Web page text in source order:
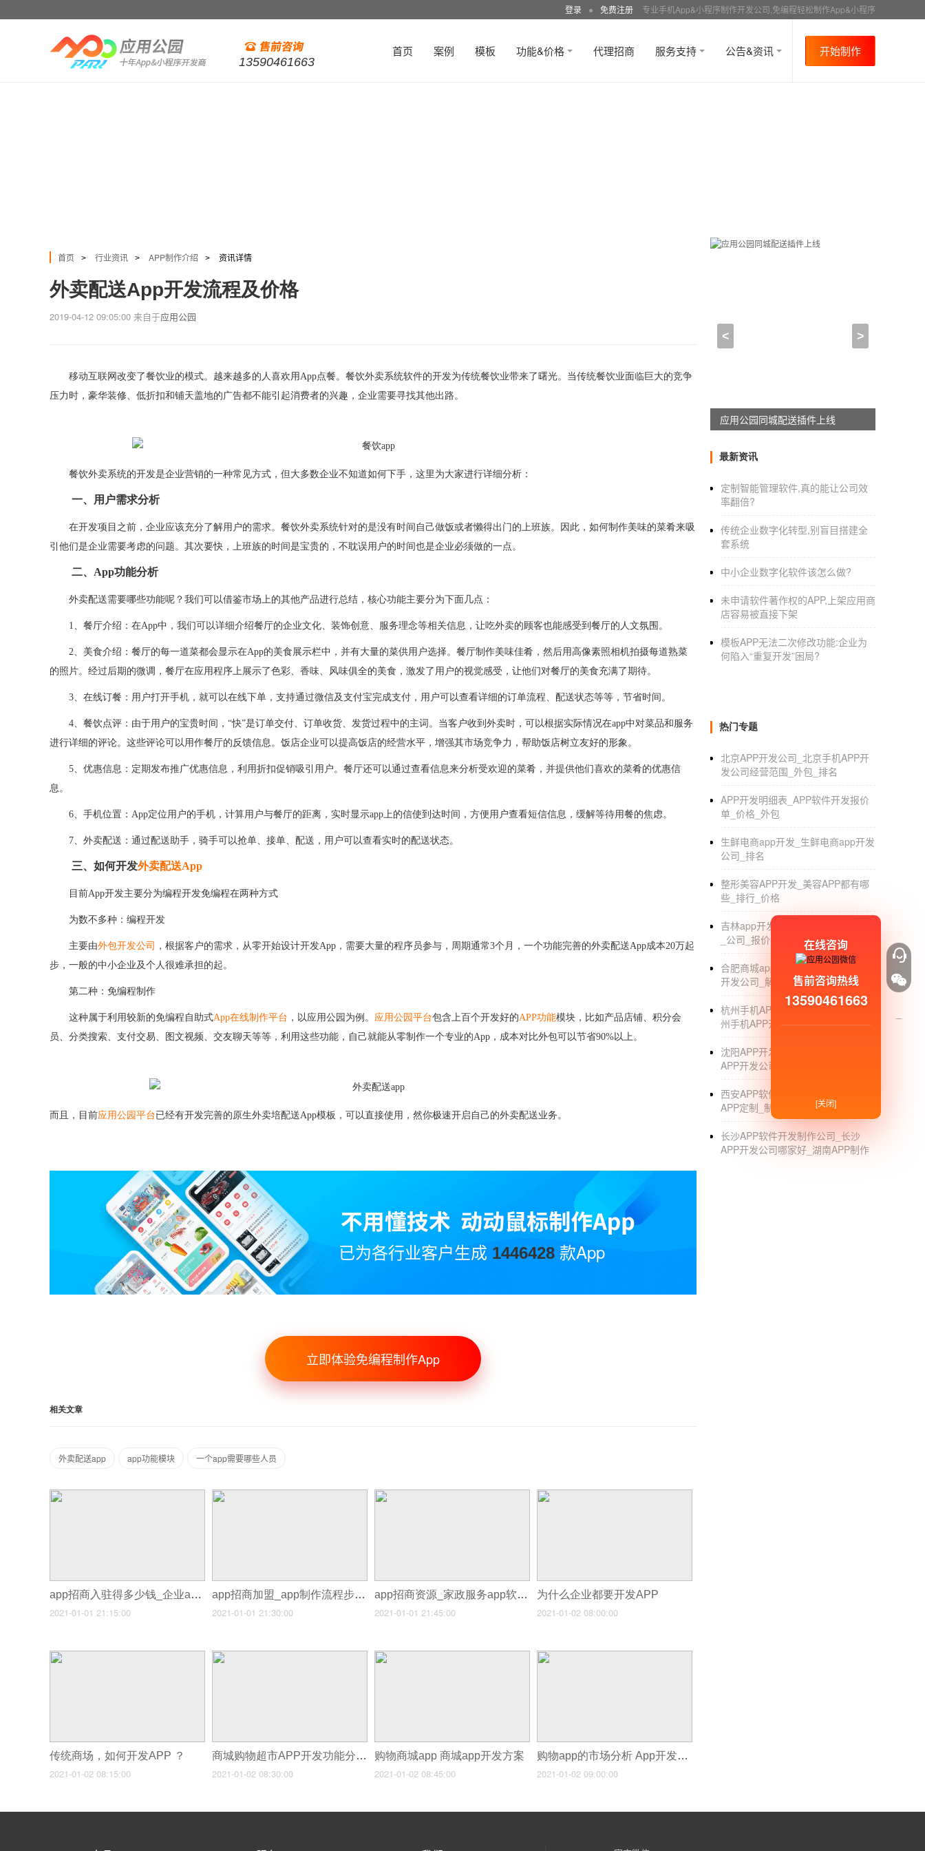
登录 ● 免费注册 专业手机App&小程序制作开发公司,免编程轻松制作App&小程序
13590461663
首页 案例 模板 功能&价格 代理招商 服务支持 公告&资讯 开始制作
首页 > 行业资讯 > APP制作介绍 > 资讯详情
外卖配送App开发流程及价格
2019-04-12 09:05:00 来自于应用公园
移动互联网改变了餐饮业的模式。越来越多的人喜欢用App点餐。餐饮外卖系统软件的开发为传统餐饮业带来了曙光。当传统餐饮业面临巨大的竞争
压力时，豪华装修、低折扣和铺天盖地的广告都不能引起消费者的兴趣，企业需要寻找其他出路。
餐饮外卖系统的开发是企业营销的一种常见方式，但大多数企业不知道如何下手，这里为大家进行详细分析：
一、用户需求分析
在开发项目之前，企业应该充分了解用户的需求。餐饮外卖系统针对的是没有时间自己做饭或者懒得出门的上班族。因此，如何制作美味的菜肴来吸
引他们是企业需要考虑的问题。其次要快，上班族的时间是宝贵的，不耽误用户的时间也是企业必须做的一点。
二、 App功能分析
外卖配送需要哪些功能呢？我们可以借鉴市场上的其他产品进行总结，核心功能主要分为下面几点：
1、 餐厅介绍：在App中，我们可以详细介绍餐厅的企业文化、装饰创意、服务理念等相关信息，让吃外卖的顾客也能感受到餐厅的人文氛围。
2、 美食介绍：餐厅的每一道菜都会显示在App的美食展示栏中，并有大量的菜供用户选择。餐厅制作美味佳肴，然后用高像素照相机拍摄每道熟菜
的照片。经过后期的微调，餐厅在应用程序上展示了色彩、香味、风味俱全的美食，激发了用户的视觉感受，让他们对餐厅的美食充满了期待。
3、 在线订餐：用户打开手机，就可以在线下单，支持通过微信及支付宝完成支付，用户可以查看详细的订单流程、配送状态等等，节省时间。
4、 餐饮点评：由于用户的宝贵时间， “快”是订单交付、订单收货、发货过程中的主词。当客户收到外卖时，可以根据实际情况在app中对菜品和服务
进行详细的评论。这些评论可以用作餐厅的反馈信息。饭店企业可以提高饭店的经营水平，增强其市场竞争力，帮助饭店树立友好的形象。
5、 优惠信息：定期发布推广优惠信息，利用折扣促销吸引用户。餐厅还可以通过查看信息来分析受欢迎的菜肴，并提供他们喜欢的菜肴的优惠信
息。
6、 手机位置： App定位用户的手机，计算用户与餐厅的距离，实时显示app上的信使到达时间，方便用户查看短信信息，缓解等待用餐的焦虑。
7、 外卖配送：通过配送助手，骑手可以抢单、接单、配送，用户可以查看实时的配送状态。
三、如何开发外卖配送App
目前App开发主要分为编程开发免编程在两种方式
为数不多种：编程开发
主要由外包开发公司 ，根据客户的需求，从零开始设计开发App，需要大量的程序员参与，周期通常3个月，一个功能完善的外卖配送App成本20万起
步，一般的中小企业及个人很难承担的起。
第二种：免编程制作
这种属于利用较新的免编程自助式App在线制作平台 ，以应用公园为例。 应用公园平台包含上百个开发好的APP功能模块，比如产品店铺、积分会
员、分类搜索、支付交易、图文视频、交友聊天等等，利用这些功能，自己就能从零制作一个专业的App，成本对比外包可以节省90%以上。
而且，目前应用公园平台已经有开发完善的原生外卖培配送App模板，可以直接使用，然你极速开启自己的外卖配送业务。
已为各行业客户生成 1446428 款App
立即体验免编程制作App
相关文章
外卖配送app app功能模块 一个app需要哪些人员
app招商入驻得多少钱_企业app开发代理
2021-01-01 21:15:00
app招商加盟_app制作流程步骤
2021-01-01 21:30:00
app招商资源_家政服务app软件开发
2021-01-01 21:45:00
为什么企业都要开发APP
2021-01-02 08:00:00
传统商场，如何开发APP ？
2021-01-02 08:15:00
商城购物超市APP开发功能分析
2021-01-02 08:30:00
购物商城app 商城app开发方案
2021-01-02 08:45:00
购物app的市场分析 App开发哪家便宜
2021-01-02 09:00:00
< >
应用公园同城配送插件上线
最新资讯
定制智能管理软件,真的能让公司效
率翻倍?
传统企业数字化转型,别盲目搭建全
套系统
中小企业数字化软件该怎么做?
未申请软件著作权的APP,上架应用商
店容易被直接下架
模板APP无法二次修改功能:企业为
何陷入“重复开发”困局?
热门专题
北京APP开发公司_北京手机APP开
发公司经营范围_外包_排名
APP开发明细表_APP软件开发报价
单_价格_外包
生鲜电商app开发_生鲜电商app开发
公司_排名
整形美容APP开发_美容APP都有哪
些_排行_价格
吉林app开发_吉林app软件开发制作
_公司_报价
合肥商城app开发_合肥手机商城app
开发公司_解决方案
杭州手机APP软件开发外包公司_杭
州手机APP开发_制作_外包_公司
沈阳APP开发制作外包公司_沈阳
APP开发公司哪家好_定制_开发公司
西安APP软件开发外包公司_西安
APP定制_制作_外包公司
长沙APP软件开发制作公司_长沙
APP开发公司哪家好_湖南APP制作
在线咨询
售前咨询热线
13590461663
[关闭]